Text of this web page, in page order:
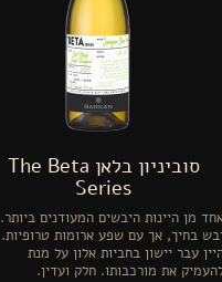
סוביניון בלאן The Beta
Series
מן היינות היבשים המעודנים ביותר.
בחיך, אך עם שפע ארומות טרופיות.
עבר יישון בחביות אלון על מנת
את מורכבותו. חלק ועדין.